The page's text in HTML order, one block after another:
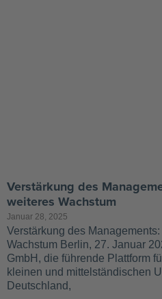
Verstärkung des
weiteres Wachstum
Januar 28, 2025
Verstärkung des
Wachstum Berlin, 27. Januar
GmbH, die führende Plattform
kleinen und mittelständischen
Deutschland,